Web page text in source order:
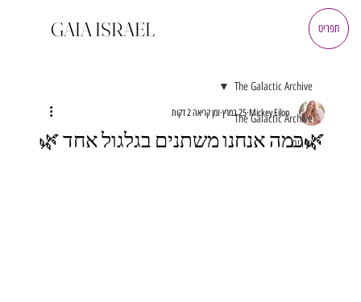
GAIA ISRAEL תפריט
The Galactic Archive
שירים
The Galactic Archive
🌿כמה אנחנו משתנים בגלגול אחד 🌿
Mickey Eilon 25 במרץ זמן קריאה 2 דקות